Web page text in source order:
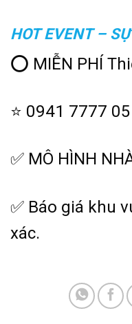
HOT EVENT –
⭕ MIỄN PHÍ
⭐ 0941 7777
✅ MÔ HÌNH
✅ Báo giá khu
xác.